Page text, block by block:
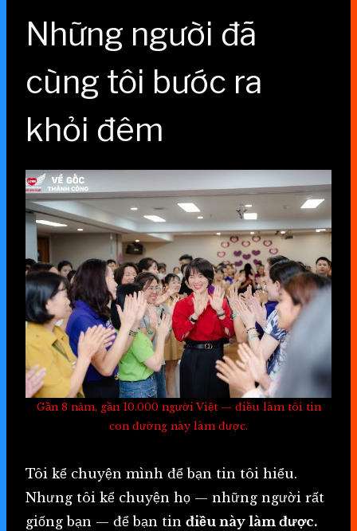
Những người đã
cùng tôi bước ra
khỏi đêm
Gần 8 năm, gần 10.000 người Việt — điều làm tôi tin
con đường này làm được.
Tôi kể chuyện mình để bạn tin tôi hiểu.
Nhưng tôi kể chuyện họ — những người rất
giống bạn — để bạn tin điều này làm được.